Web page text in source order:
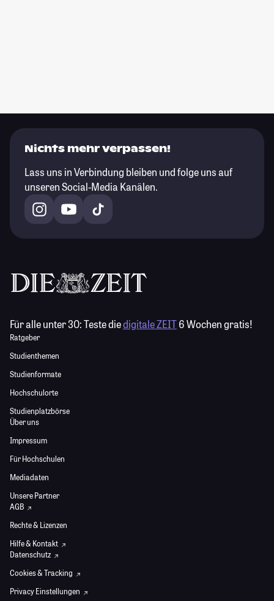
Nichts mehr verpassen!
Lass uns in Verbindung bleiben und folge uns auf
unseren Social-Media Kanälen.
Für alle unter 30:Teste diedigitale ZEIT6 Wochen gratis!
Ratgeber
Studienthemen
Studienformate
Hochschulorte
Studienplatzbörse
Über uns
Impressum
Für Hochschulen
Mediadaten
Unsere Partner
AGB
Rechte & Lizenzen
Hilfe & Kontakt
Datenschutz
Cookies & Tracking
Privacy Einstellungen